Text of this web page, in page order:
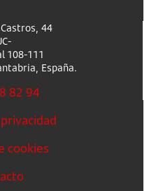
44
108-111
España.
82 94
cookies